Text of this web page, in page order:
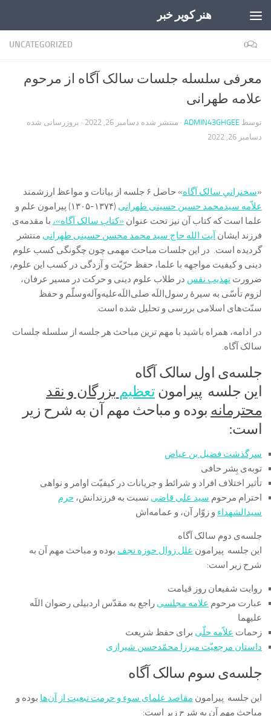
هنر کویر خبر
UNCATEGORIZED 0
معرفی سلسله جلسات سالک آگاه از مرحوم
علامه طهرانی
توسط ADMIN43GHGEE · منتشر شده دسامبر 26, 2022
· بروزرسانی شده
دسامبر 26, 2022
«سخنراني سالک آگاه» حاصل ۶ جلسه از بیانات و مواعظ ارزشمند
علاّمه سیدمحمد حسین حسینی طهرانی
(۱۳۷۴-۱۳۰۵) پیرامون علم و
علما است که کتاب آن نیز تحت عنوان «کتاب سالک آگاه»، با مقدمه‌ی
فرزند ایشان آیت الله حاج سید محمد محسن حسینی طهرانی منتشر
گردیده است. در این جلسات مباحث مهمی چون چگونگی کسب علوم
دینی و کیفیت مواجهه با علما، حفظ حرّیّت و آزدگی در کسب این علوم،
ضرورت تهذیب نفس در طلاب علوم دینی و حرکت در مسیر عرفان،
لزوم تأسّی به سیرۀ رسول‌اللَه صلی‌اللَه‌علیه‌وآله‌وسلّم و حفظ
سنّت‌های اسلامی بررسی و تحلیل شده است.
در ادامه، همراه باشید با مهم ترین مباحث هر جلسه از سلسله جلسات
سالک آگاه.
جلسه‌ی اول سالک آگاه
این جلسه پیرامون تعظیم بزرگان و نقد
محترمانه بوده و مباحث مهم آن به شرح زیر
است:
سرگذشت فضیل بن عیاض
توبه‌ی بِشر حافی
تأثیر اختلاف افراد و شرائط و جریانات در کیفیّت اوامر و نواهی
احترام مرحوم سید علی قاضی نسبت به فرزندانش، حرم
سیدالشهداء و زوّار آن، و عمامه‌اش
جلسه‌ی دوم سالک آگاه
این جلسه پیرامون علل زوال حوزه نجف بوده و مباحث مهم آن به
شرح زیر است:
روایت شفیعان روز قیامت
عبارت مرحوم علامه مجلسی راجع به مقدّس اردبیلی رضوان اللَه
علیهما
زحمات علاّمه حلّی برای حفظ شریعت
داستان مرجعیّت میرزا محمّدحسن شیرازی
جلسه‌ی سوم سالک آگاه
این جلسه پیرامون مقاصد علمای سوء و حرمت تبعیت از آن‌ها بوده و
مباحث مهم آن به شرح زیر است: